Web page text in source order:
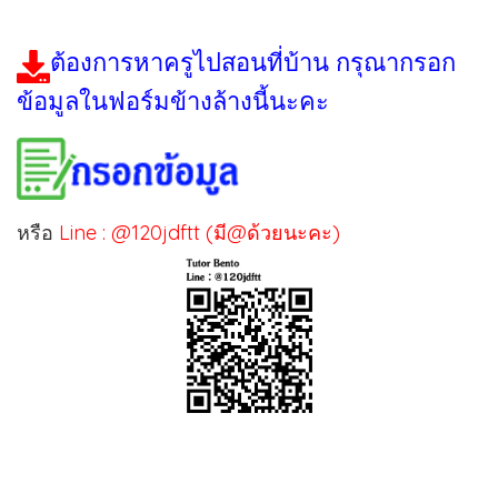
ต้องการหาครูไปสอนที่บ้าน กรุณากรอก
ข้อมูลในฟอร์มข้างล้างนี้นะคะ
หรือ Line : @120jdftt (มี@ด้วยนะคะ)